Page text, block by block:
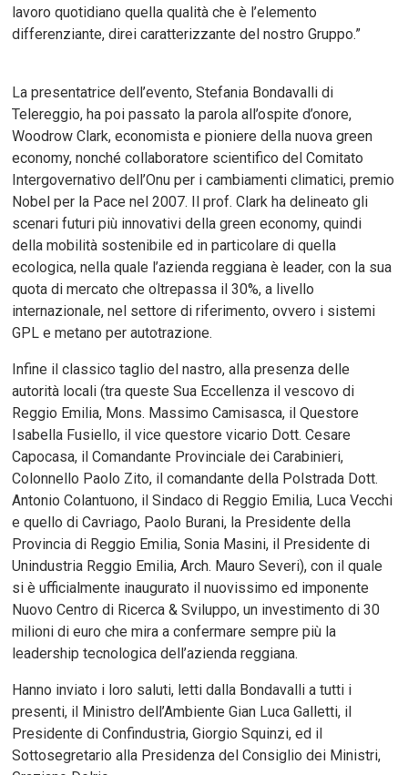
lavoro quotidiano quella qualità che è l’elemento
differenziante, direi caratterizzante del nostro Gruppo.”
La presentatrice dell’evento, Stefania Bondavalli di
Telereggio, ha poi passato la parola all’ospite d’onore,
Woodrow Clark, economista e pioniere della nuova green
economy, nonché collaboratore scientifico del Comitato
Intergovernativo dell’Onu per i cambiamenti climatici, premio
Nobel per la Pace nel 2007. Il prof. Clark ha delineato gli
scenari futuri più innovativi della green economy, quindi
della mobilità sostenibile ed in particolare di quella
ecologica, nella quale l’azienda reggiana è leader, con la sua
quota di mercato che oltrepassa il 30%, a livello
internazionale, nel settore di riferimento, ovvero i sistemi
GPL e metano per autotrazione.
Infine il classico taglio del nastro, alla presenza delle
autorità locali (tra queste Sua Eccellenza il vescovo di
Reggio Emilia, Mons. Massimo Camisasca, il Questore
Isabella Fusiello, il vice questore vicario Dott. Cesare
Capocasa, il Comandante Provinciale dei Carabinieri,
Colonnello Paolo Zito, il comandante della Polstrada Dott.
Antonio Colantuono, il Sindaco di Reggio Emilia, Luca Vecchi
e quello di Cavriago, Paolo Burani, la Presidente della
Provincia di Reggio Emilia, Sonia Masini, il Presidente di
Unindustria Reggio Emilia, Arch. Mauro Severi), con il quale
si è ufficialmente inaugurato il nuovissimo ed imponente
Nuovo Centro di Ricerca & Sviluppo, un investimento di 30
milioni di euro che mira a confermare sempre più la
leadership tecnologica dell’azienda reggiana.
Hanno inviato i loro saluti, letti dalla Bondavalli a tutti i
presenti, il Ministro dell’Ambiente Gian Luca Galletti, il
Presidente di Confindustria, Giorgio Squinzi, ed il
Sottosegretario alla Presidenza del Consiglio dei Ministri,